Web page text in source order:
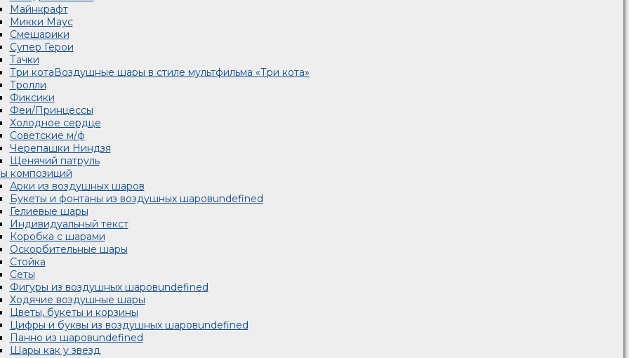
Майнкрафт
Микки Маус
Смешарики
Супер Герои
Тачки
Три котаВоздушные шары в стиле мультфильма «Три кота»
Тролли
Фиксики
Феи/Принцессы
Холодное сердце
Советские м/ф
Черепашки Ниндзя
Щенячий патруль
композиций
Арки из воздушных шаров
Букеты и фонтаны из воздушных шаровundefined
Гелиевые шары
Индивидуальный текст
Коробка с шарами
Оскорбительные шары
Стойка
Сеты
Фигуры из воздушных шаровundefined
Ходячие воздушные шары
Цветы, букеты и корзины
Цифры и буквы из воздушных шаровundefined
Панно из шаровundefined
Шары как у звезд